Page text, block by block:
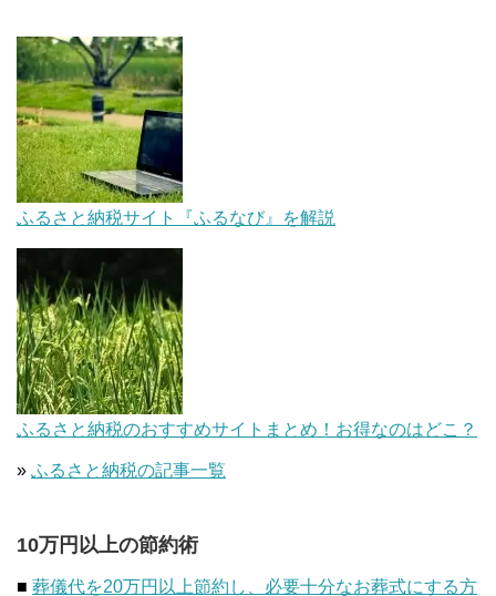
ふるさと納税サイト『ふるなび』を解説
ふるさと納税のおすすめサイトまとめ！お得なのはどこ？
» ふるさと納税の記事一覧
10万円以上の節約術
■ 葬儀代を20万円以上節約し、必要十分なお葬式にする方